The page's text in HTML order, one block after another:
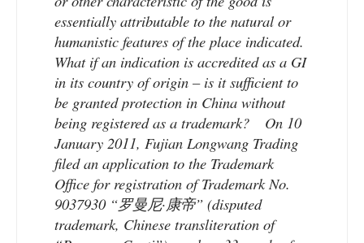
essentially attributable to the natural or
humanistic features of the place indicated.
What if an indication is accredited as a GI
in its country of origin – is it sufficient to
be granted protection in China without
being registered as a trademark? On 10
January 2011, Fujian Longwang Trading
filed an application to the Trademark
Office for registration of Trademark No.
9037930 “罗曼尼·康帝” (disputed
trademark, Chinese transliteration of